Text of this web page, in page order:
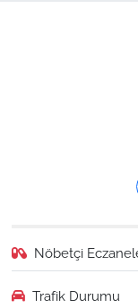
Nöbetçi
Trafik Durumu